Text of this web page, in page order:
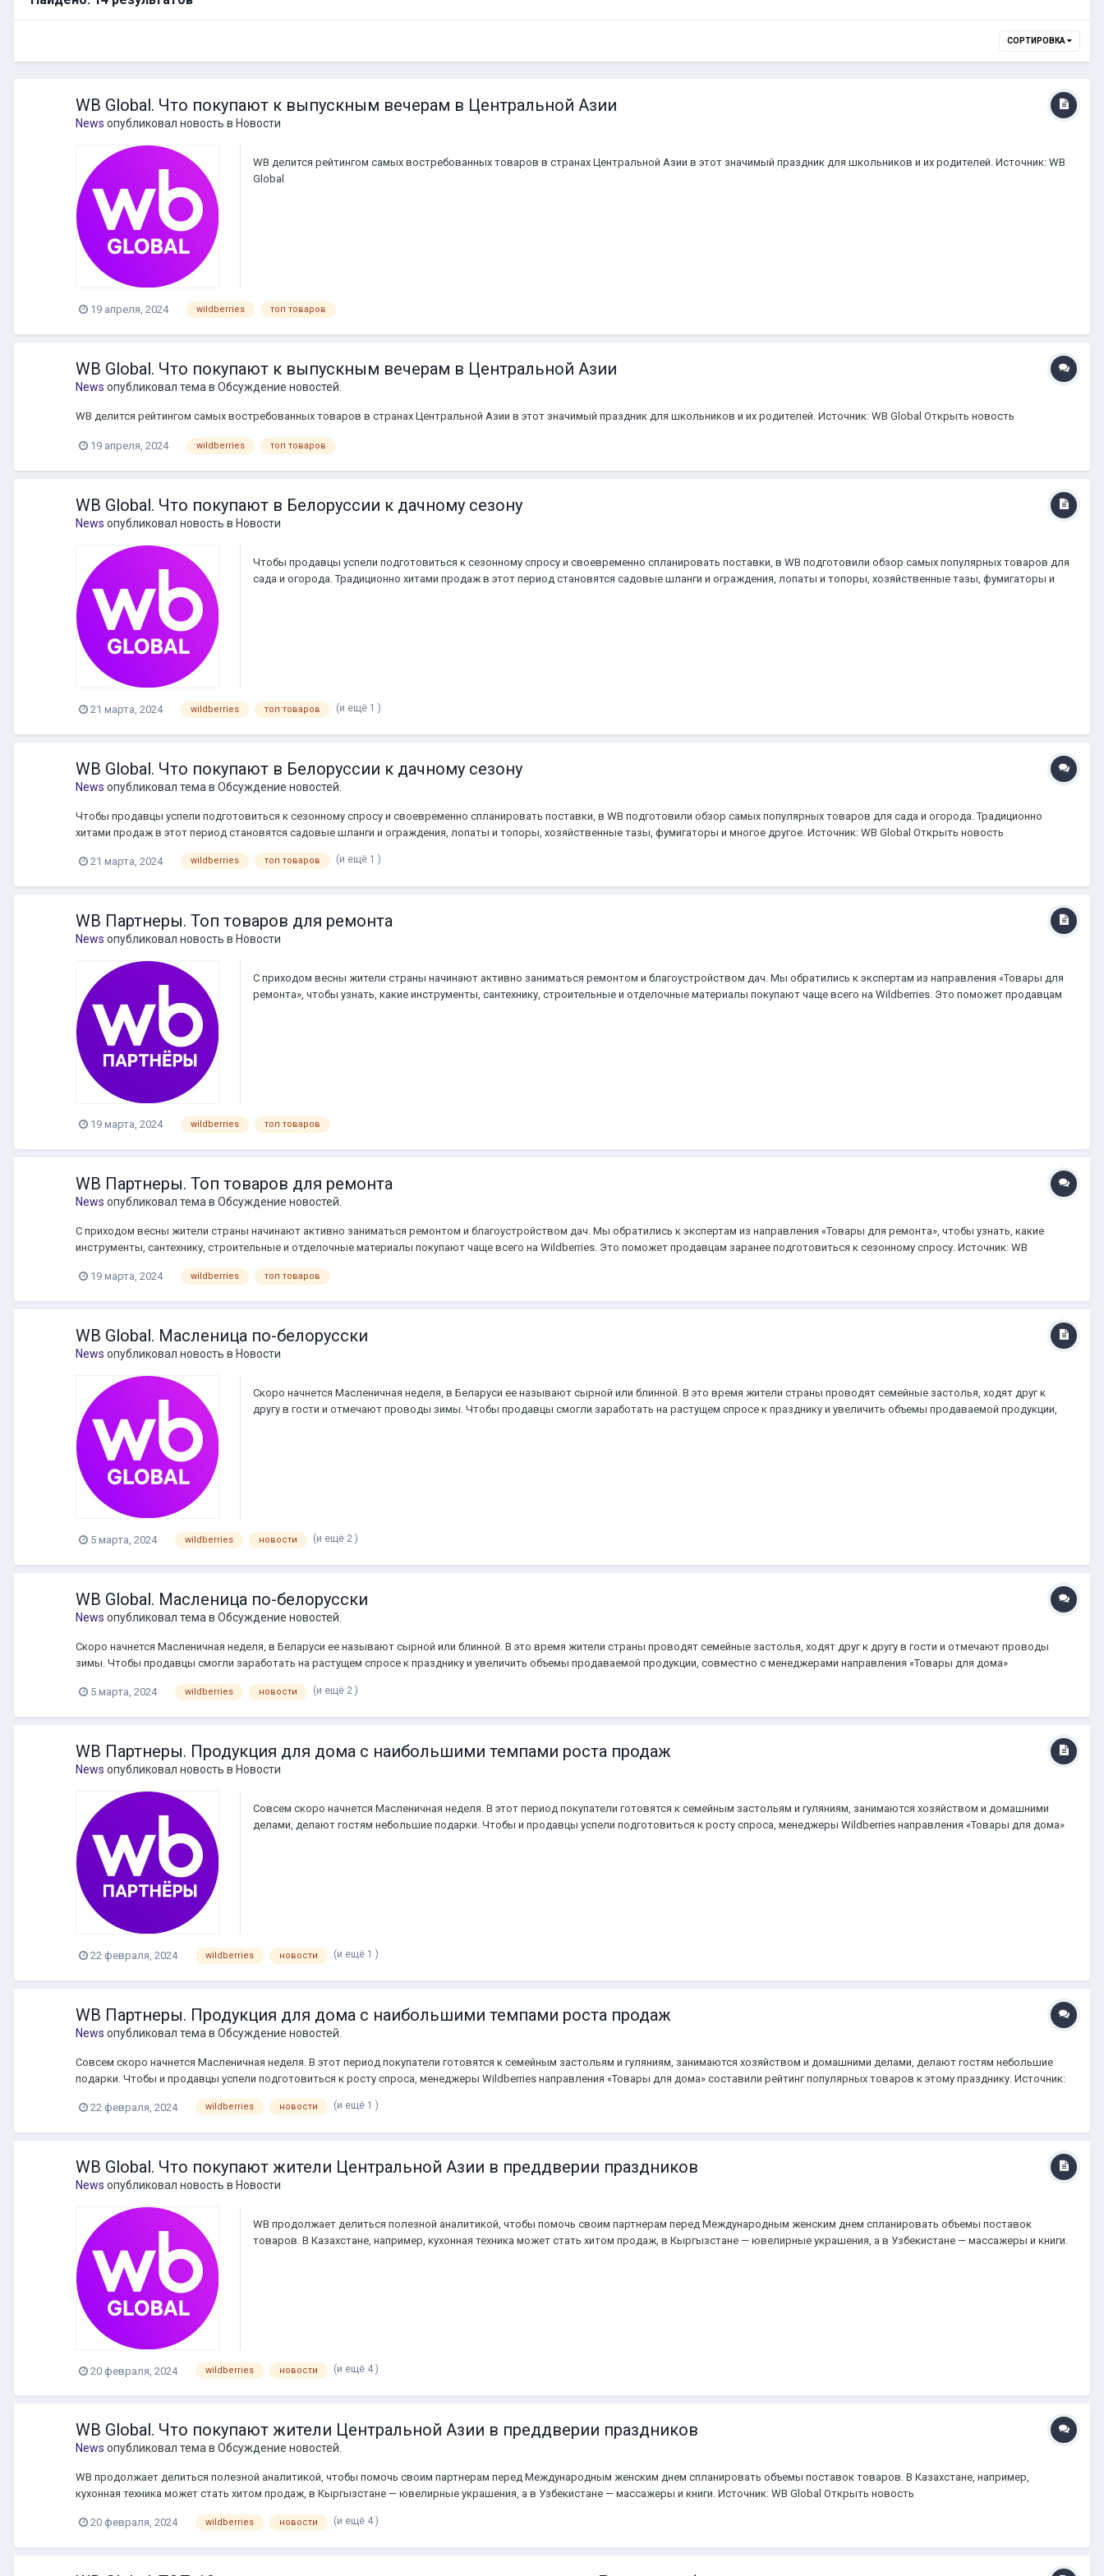
СОРТИРОВКА
WB Global. Что покупают к выпускным вечерам в Центральной Азии
News опубликовал новость в Новости
WB делится рейтингом самых востребованных товаров в странах Центральной Азии в этот значимый праздник для школьников и их родителей. Источник: WB
Global
19 апреля, 2024 wildberries топ товаров
WB Global. Что покупают к выпускным вечерам в Центральной Азии
News опубликовал тема в Обсуждение новостей.
WB делится рейтингом самых востребованных товаров в странах Центральной Азии в этот значимый праздник для школьников и их родителей. Источник: WB Global Открыть новость
19 апреля, 2024 wildberries топ товаров
WB Global. Что покупают в Белоруссии к дачному сезону
News опубликовал новость в Новости
Чтобы продавцы успели подготовиться к сезонному спросу и своевременно спланировать поставки, в WB подготовили обзор самых популярных товаров для
сада и огорода. Традиционно хитами продаж в этот период становятся садовые шланги и ограждения, лопаты и топоры, хозяйственные тазы, фумигаторы и
21 марта, 2024 wildberries топ товаров (и ещё 1 )
WB Global. Что покупают в Белоруссии к дачному сезону
News опубликовал тема в Обсуждение новостей.
Чтобы продавцы успели подготовиться к сезонному спросу и своевременно спланировать поставки, в WB подготовили обзор самых популярных товаров для сада и огорода. Традиционно
хитами продаж в этот период становятся садовые шланги и ограждения, лопаты и топоры, хозяйственные тазы, фумигаторы и многое другое. Источник: WB Global Открыть новость
21 марта, 2024 wildberries топ товаров (и ещё 1 )
WB Партнеры. Топ товаров для ремонта
News опубликовал новость в Новости
С приходом весны жители страны начинают активно заниматься ремонтом и благоустройством дач. Мы обратились к экспертам из направления «Товары для
ремонта», чтобы узнать, какие инструменты, сантехнику, строительные и отделочные материалы покупают чаще всего на Wildberries. Это поможет продавцам
19 марта, 2024 wildberries топ товаров
WB Партнеры. Топ товаров для ремонта
News опубликовал тема в Обсуждение новостей.
С приходом весны жители страны начинают активно заниматься ремонтом и благоустройством дач. Мы обратились к экспертам из направления «Товары для ремонта», чтобы узнать, какие
инструменты, сантехнику, строительные и отделочные материалы покупают чаще всего на Wildberries. Это поможет продавцам заранее подготовиться к сезонному спросу. Источник: WB
19 марта, 2024
wildberries топ товаров
WB Global. Масленица по-белорусски
News опубликовал новость в Новости
Скоро начнется Масленичная неделя, в Беларуси ее называют сырной или блинной. В это время жители страны проводят семейные застолья, ходят друг к
другу в гости и отмечают проводы зимы. Чтобы продавцы смогли заработать на растущем спросе к празднику и увеличить объемы продаваемой продукции,
5 марта, 2024 wildberries новости (и ещё 2 )
WB Global. Масленица по-белорусски
News опубликовал тема в Обсуждение новостей.
Скоро начнется Масленичная неделя, в Беларуси ее называют сырной или блинной. В это время жители страны проводят семейные застолья, ходят друг к другу в гости и отмечают проводы
зимы. Чтобы продавцы смогли заработать на растущем спросе к празднику и увеличить объемы продаваемой продукции, совместно с менеджерами направления «Товары для дома»
5 марта, 2024
wildberries новости (и ещё 2 )
WB Партнеры. Продукция для дома с наибольшими темпами роста продаж
News опубликовал новость в Новости
Совсем скоро начнется Масленичная неделя. В этот период покупатели готовятся к семейным застольям и гуляниям, занимаются хозяйством и домашними
делами, делают гостям небольшие подарки. Чтобы и продавцы успели подготовиться к росту спроса, менеджеры Wildberries направления «Товары для дома»
22 февраля, 2024 wildberries новости (и ещё 1 )
WB Партнеры. Продукция для дома с наибольшими темпами роста продаж
News опубликовал тема в Обсуждение новостей.
Совсем скоро начнется Масленичная неделя. В этот период покупатели готовятся к семейным застольям и гуляниям, занимаются хозяйством и домашними делами, делают гостям небольшие
подарки. Чтобы и продавцы успели подготовиться к росту спроса, менеджеры Wildberries направления «Товары для дома» составили рейтинг популярных товаров к этому празднику. Источник:
22 февраля, 2024
wildberries новости (и ещё 1 )
WB Global. Что покупают жители Центральной Азии в преддверии праздников
News опубликовал новость в Новости
WB продолжает делиться полезной аналитикой, чтобы помочь своим партнерам перед Международным женским днем спланировать объемы поставок
товаров. В Казахстане, например, кухонная техника может стать хитом продаж, в Кыргызстане — ювелирные украшения, а в Узбекистане — массажеры и книги.
20 февраля, 2024 wildberries новости (и ещё 4 )
WB Global. Что покупают жители Центральной Азии в преддверии праздников
News опубликовал тема в Обсуждение новостей.
WB продолжает делиться полезной аналитикой, чтобы помочь своим партнерам перед Международным женским днем спланировать объемы поставок товаров. В Казахстане, например,
кухонная техника может стать хитом продаж, в Кыргызстане — ювелирные украшения, а в Узбекистане — массажеры и книги. Источник: WB Global Открыть новость
20 февраля, 2024 wildberries новости (и ещё 4 )